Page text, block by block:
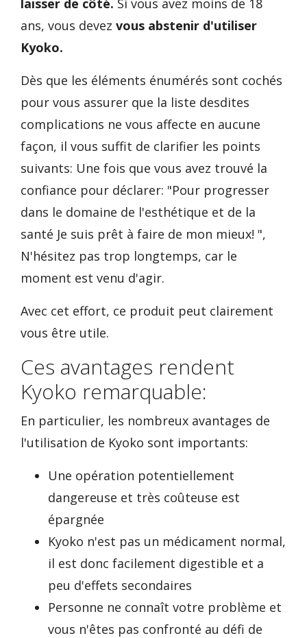
laisser de côté. Si vous avez moins de 18
ans, vous devez vous abstenir d'utiliser
Kyoko.
Dès que les éléments énumérés sont cochés
pour vous assurer que la liste desdites
complications ne vous affecte en aucune
façon, il vous suffit de clarifier les points
suivants: Une fois que vous avez trouvé la
confiance pour déclarer: "Pour progresser
dans le domaine de l'esthétique et de la
santé Je suis prêt à faire de mon mieux! ",
N'hésitez pas trop longtemps, car le
moment est venu d'agir.
Avec cet effort, ce produit peut clairement
vous être utile.
Ces avantages rendent
Kyoko remarquable:
En particulier, les nombreux avantages de
l'utilisation de Kyoko sont importants:
Une opération potentiellement
dangereuse et très coûteuse est
épargnée
Kyoko n'est pas un médicament normal,
il est donc facilement digestible et a
peu d'effets secondaires
Personne ne connaît votre problème et
vous n'êtes pas confronté au défi de